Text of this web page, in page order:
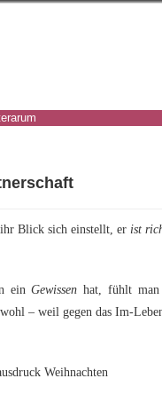
Blick sich einstellt, er ist
einGewissen hat, fühlt man
– weil gegen das Im-
Weihnachten